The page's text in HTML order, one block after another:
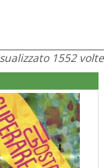
1552 volte